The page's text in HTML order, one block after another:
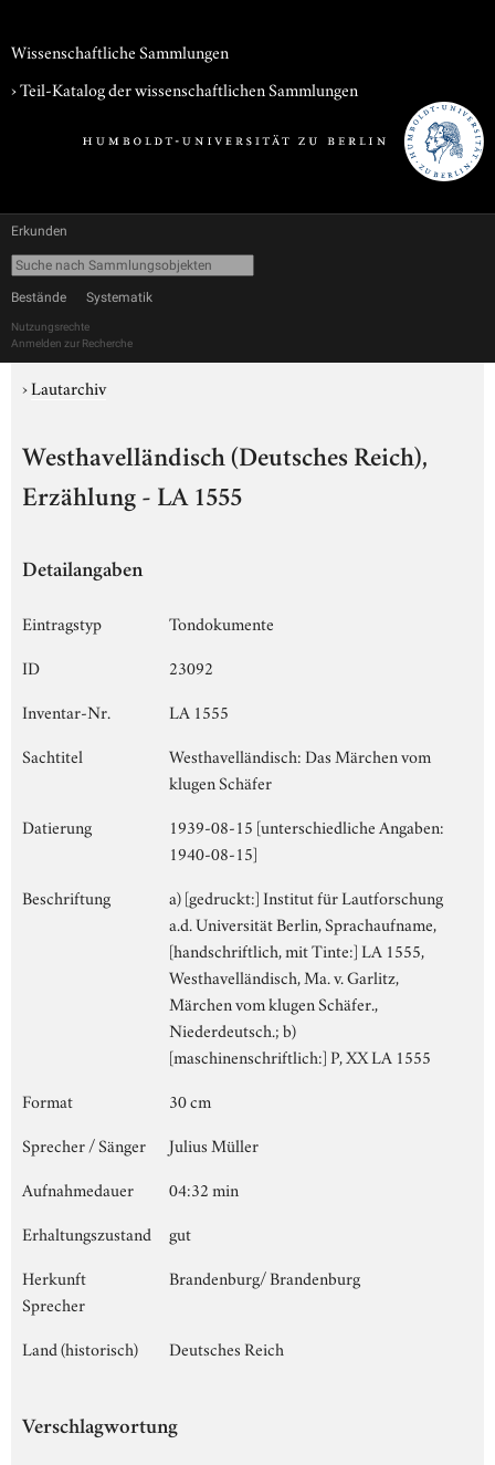
Wissenschaftliche Sammlungen
› Teil-Katalog der wissenschaftlichen Sammlungen
Erkunden
Bestände Systematik
Nutzungsrechte
Anmelden zur Recherche
›Lautarchiv
Westhavelländisch (Deutsches Reich),
Erzählung - LA 1555
Detailangaben
Eintragstyp
Tondokumente
ID
23092
Inventar-Nr.
LA 1555
Sachtitel
Westhavelländisch: Das Märchen vom
klugen Schäfer
Datierung
1939-08-15 [unterschiedliche Angaben:
1940-08-15]
Beschriftung
a) [gedruckt:] Institut für Lautforschung
a.d. Universität Berlin, Sprachaufname,
[handschriftlich, mit Tinte:] LA 1555,
Westhavelländisch, Ma. v. Garlitz,
Märchen vom klugen Schäfer.,
Niederdeutsch.; b)
[maschinenschriftlich:] P, XX LA 1555
Format
30 cm
Sprecher / Sänger
Julius Müller
Aufnahmedauer
04:32 min
Erhaltungszustand
gut
Herkunft
Sprecher
Brandenburg/ Brandenburg
Land (historisch) Deutsches Reich
Verschlagwortung